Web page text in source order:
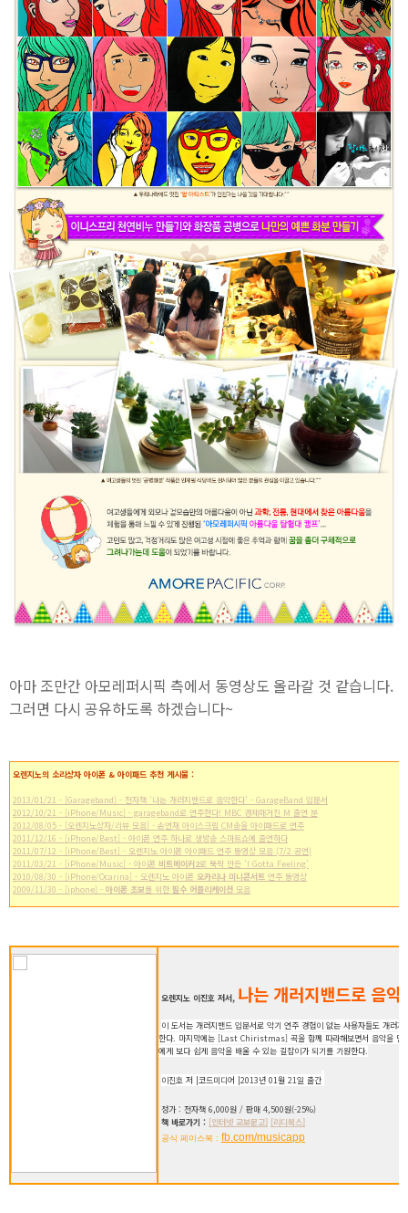
아마 조만간 아모레퍼시픽 측에서 동영상도 올라갈 것 같습니다.
그러면 다시 공유하도록 하겠습니다~
오렌지노의 소리상자 아이폰 & 아이패드 추천 게시물 :
2013/01/21 - [Garageband] - 전자책 '나는 개러지밴드로 음악한다' - GarageBand 입문서
2012/10/21 - [iPhone/Music] - garageband로 연주한다! MBC 경제매거진 M 출연 분
2012/08/05 - [오렌지노상자/리뷰 모음] - 손연재 아이스크림 CM송을 아이패드로 연주
2011/12/16 - [iPhone/Best] - 아이폰 연주 하나로 생방송 스마트쇼에 출연하다
2011/07/12 - [iPhone/Best] - 오렌지노 아이폰 아이패드 연주 동영상 모음 (7/2 공연)
2011/03/21 - [iPhone/Music] - 아이폰 비트메이커2로 뚝딱 만든 'I Gotta Feeling'
2010/08/30 - [iPhone/Ocarina] - 오렌지노 아이폰 오카리나 미니콘서트 연주 동영상
2009/11/30 - [iphone] - 아이폰 초보를 위한 필수 어플리케이션 모음
오렌지노 이진호 저서, 나는 개러지밴드로 음악
이 도서는 개러지밴드 입문서로 악기 연주 경험이 없는 사용자들도 개러
한다. 마지막에는 [Last Chiristmas] 곡을 함께 따라해보면서 음악을 만
에게 보다 쉽게 음악을 배울 수 있는 길잡이가 되기를 기원한다.
이진호 저 |코드미디어 |2013년 01월 21일 출간
정가 : 전자책 6,000원 / 판매 4,500원(-25%)
책 바로가기 : [인터넷 교보문고] [리디북스]
공식 페이스북 : fb.com/musicapp